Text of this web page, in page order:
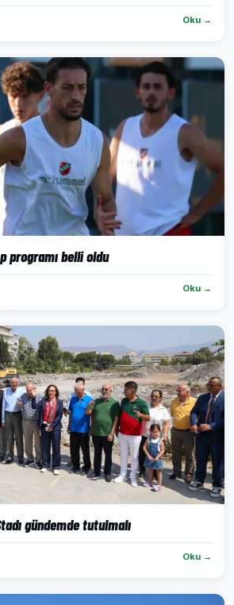
Oku →
programı belli oldu
Oku →
gündemde tutulmalı
Oku →